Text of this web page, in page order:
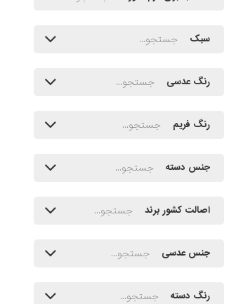
سبک
رنگ عدسی
رنگ فریم
جنس دسته
اصالت کشور برند
جنس عدسی
رنگ دسته